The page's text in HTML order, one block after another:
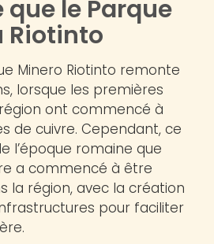
que le Parque
Riotinto
Minero Riotinto remonte
lorsque les premières
ont commencé à
de cuivre. Cependant, ce
l’époque romaine que
a commencé à être
la région, avec la création
pour faciliter